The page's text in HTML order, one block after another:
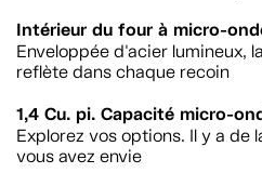
Intérieur du four à micro-
Enveloppée d'acier lumineux,
reflète dans chaque recoin
1,4 Cu. pi. Capacité micro-
Explorez vos options. Il y a de
vous avez envie